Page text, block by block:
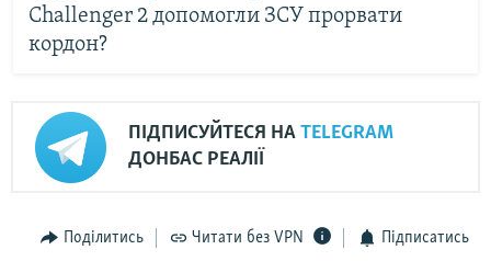
Challenger 2 допомогли ЗСУ прорвати
кордон?
ПІДПИСУЙТЕСЯ НА TELEGRAM
ДОНБАС РЕАЛІЇ
Поділитись Читати без VPN Підписатись